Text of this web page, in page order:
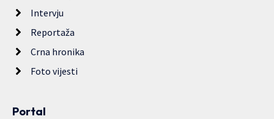
Intervju
Reportaža
Crna hronika
Foto vijesti
Portal